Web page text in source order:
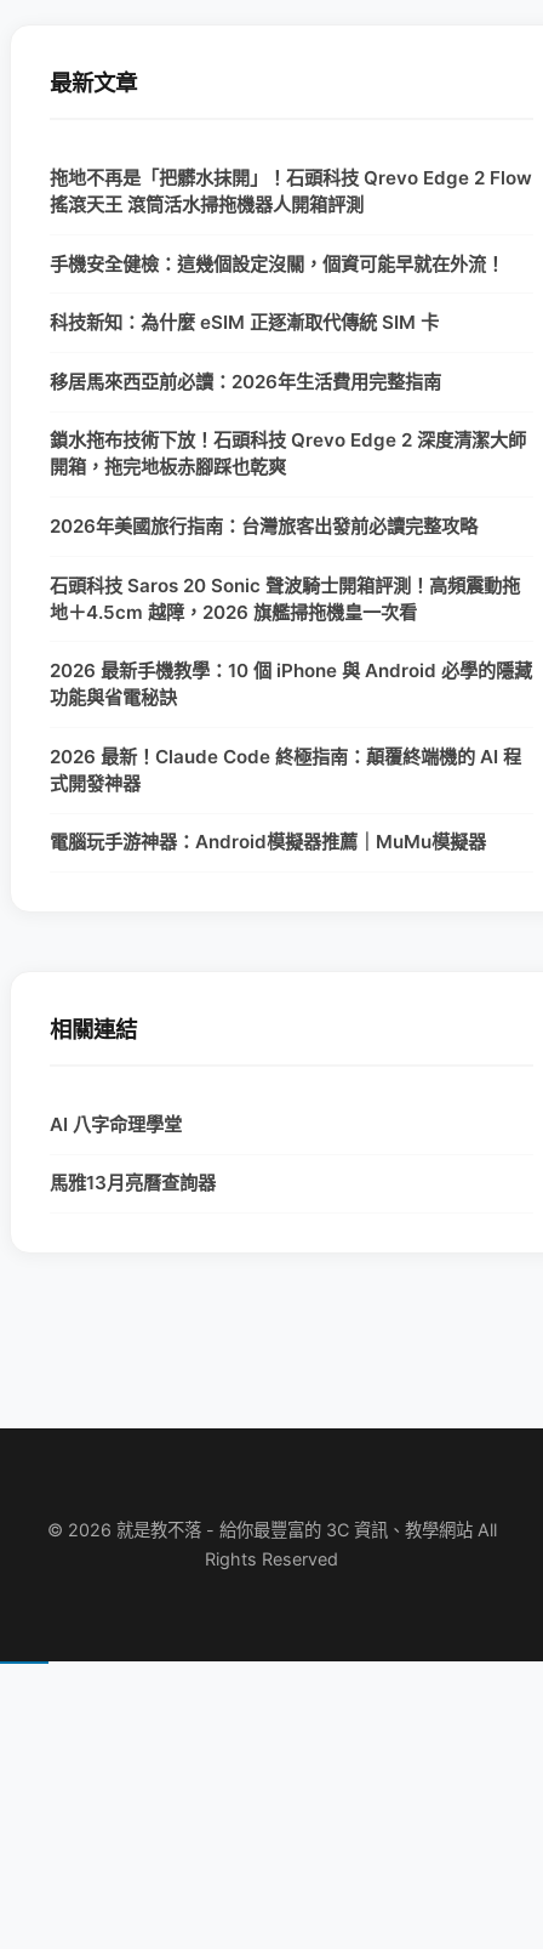
最新文章
拖地不再是「把髒水抹開」！石頭科技 Qrevo Edge 2 Flow
搖滾天王 滾筒活水掃拖機器人開箱評測
手機安全健檢：這幾個設定沒關，個資可能早就在外流！
科技新知：為什麼 eSIM 正逐漸取代傳統 SIM 卡
移居馬來西亞前必讀：2026年生活費用完整指南
鎖水拖布技術下放！石頭科技 Qrevo Edge 2 深度清潔大師
開箱，拖完地板赤腳踩也乾爽
2026年美國旅行指南：台灣旅客出發前必讀完整攻略
石頭科技 Saros 20 Sonic 聲波騎士開箱評測！高頻震動拖
地＋4.5cm 越障，2026 旗艦掃拖機皇一次看
2026 最新手機教學：10 個 iPhone 與 Android 必學的隱藏
功能與省電秘訣
2026 最新！Claude Code 終極指南：顛覆終端機的 AI 程
式開發神器
電腦玩手游神器：Android模擬器推薦｜MuMu模擬器
相關連結
AI 八字命理學堂
馬雅13月亮曆查詢器
© 2026 就是教不落 - 給你最豐富的 3C 資訊、教學網站 All
Rights Reserved